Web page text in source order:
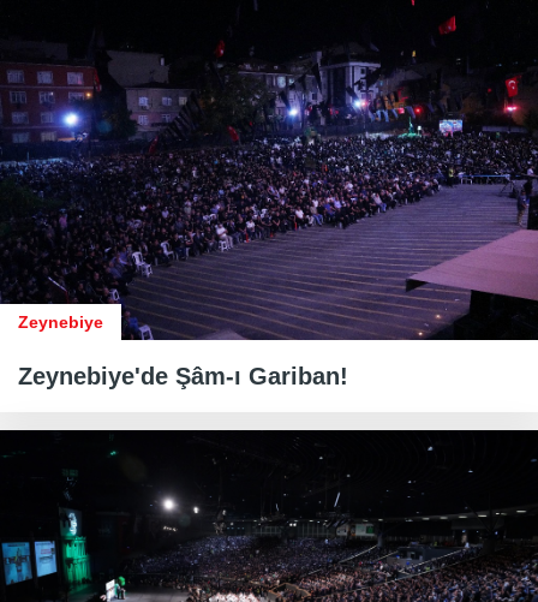
Zeynebiye
Zeynebiye'de Şâm-ı Gariban!